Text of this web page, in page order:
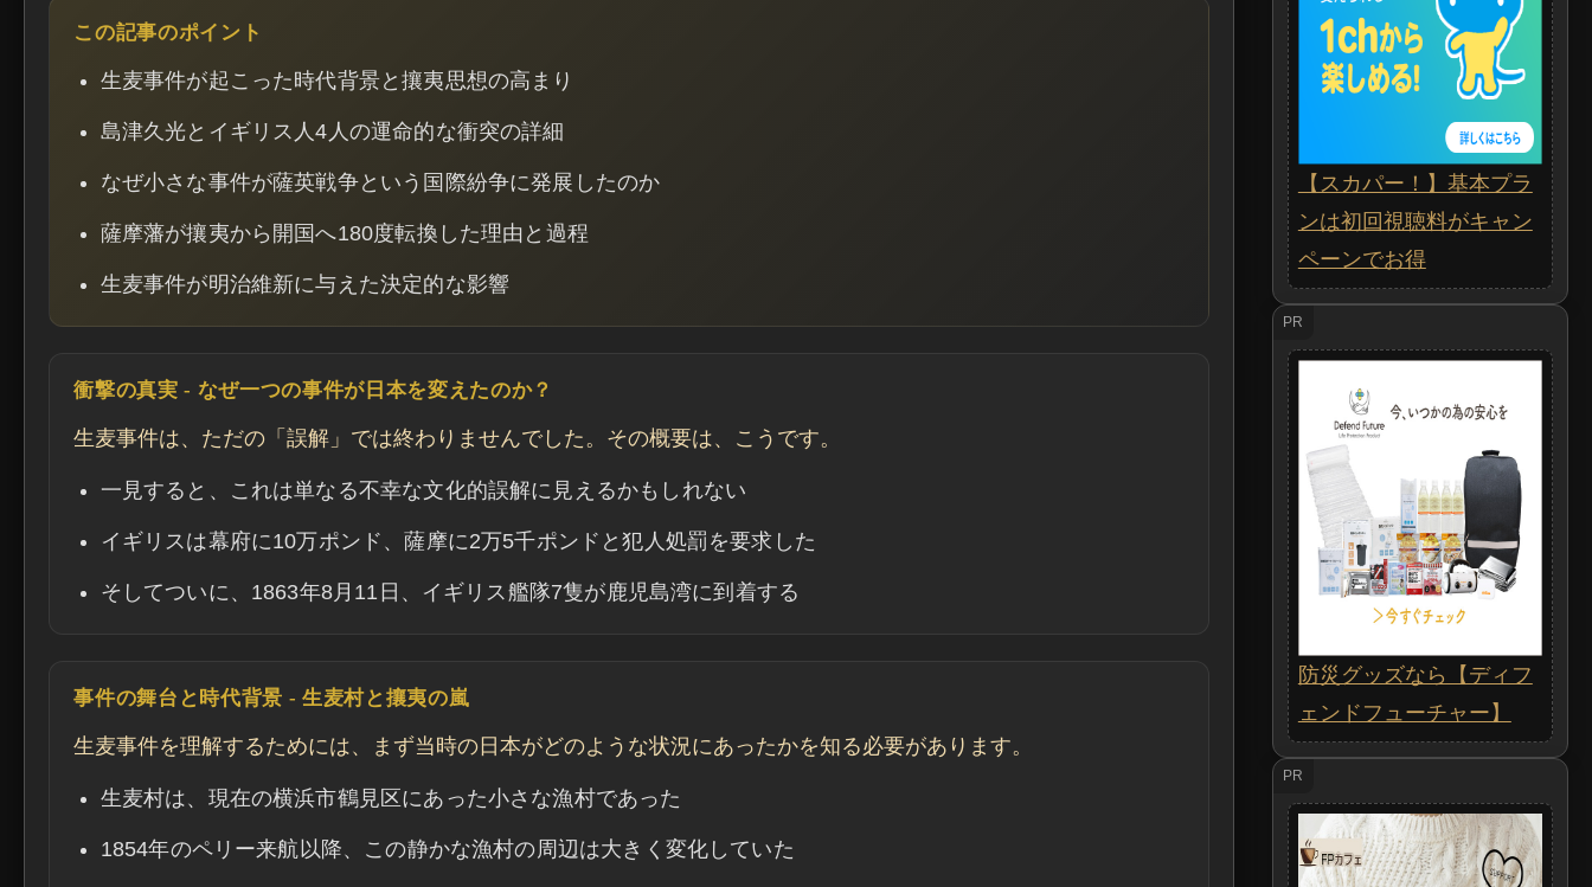
この記事のポイント
生麦事件が起こった時代背景と攘夷思想の高まり
島津久光とイギリス人4人の運命的な衝突の詳細
なぜ小さな事件が薩英戦争という国際紛争に発展したのか
薩摩藩が攘夷から開国へ180度転換した理由と過程
生麦事件が明治維新に与えた決定的な影響
衝撃の真実 - なぜ一つの事件が日本を変えたのか？
生麦事件は、ただの「誤解」では終わりませんでした。その概要は、こうです。
一見すると、これは単なる不幸な文化的誤解に見えるかもしれない
イギリスは幕府に10万ポンド、薩摩に2万5千ポンドと犯人処罰を要求した
そしてついに、1863年8月11日、イギリス艦隊7隻が鹿児島湾に到着する
事件の舞台と時代背景 - 生麦村と攘夷の嵐
生麦事件を理解するためには、まず当時の日本がどのような状況にあったかを知る必要があります。
生麦村は、現在の横浜市鶴見区にあった小さな漁村であった
1854年のペリー来航以降、この静かな漁村の周辺は大きく変化していた
【スカパー！】基本プラ
ンは初回視聴料がキャン
ペーンでお得
PR
防災グッズなら【ディフ
ェンドフューチャー】
PR